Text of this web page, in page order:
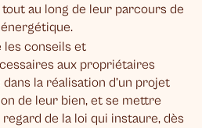
au long de leur parcours de
les conseils et
aux propriétaires
la réalisation d’un projet
de leur bien, et se mettre
de la loi qui instaure, dès